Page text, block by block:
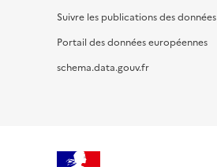
Suivre les publications des données
Portail des données européennes
schema.data.gouv.fr